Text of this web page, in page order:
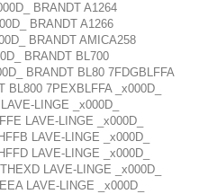
BRANDT A1264
BRANDT A1266
BRANDT AMICA258
BRANDT BL700
BRANDT BL80 7FDGBLFFA
BL800 7PEXBLFFA _x000D_
LINGE _x000D_
LAVE-LINGE _x000D_
LAVE-LINGE _x000D_
LAVE-LINGE _x000D_
LAVE-LINGE _x000D_
LAVE-LINGE _x000D_